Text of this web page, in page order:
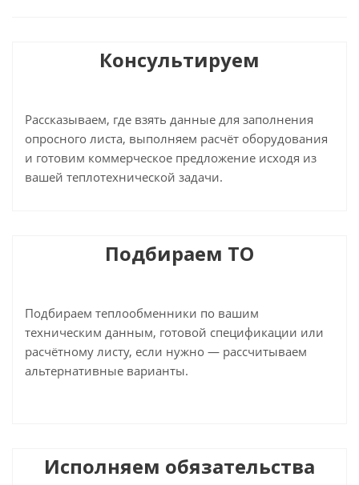
Консультируем
Рассказываем, где взять данные для заполнения
опросного листа, выполняем расчёт оборудования
и готовим коммерческое предложение исходя из
вашей теплотехнической задачи.
Подбираем ТО
Подбираем теплообменники по вашим
техническим данным, готовой спецификации или
расчётному листу, если нужно — рассчитываем
альтернативные варианты.
Исполняем обязательства